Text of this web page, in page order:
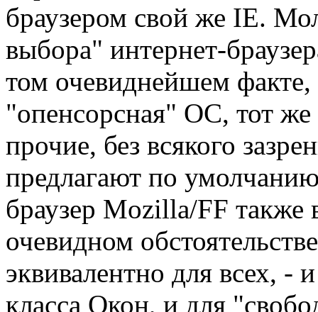
браузером свой же IE.
выбора" интернет-
том очевиднейшем
"опенсорсная" ОС, тот
прочие, без всякого
предлагают по
браузер Mozilla/FF также
очевидном
эквивалентно для всех,
класса Окон, и для